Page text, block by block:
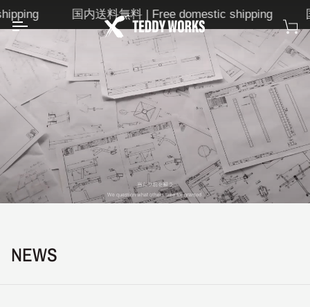
次
テ
ツ
す
カ
ー
ト
国内送料無料 | Free domestic shipping 国
NEWS